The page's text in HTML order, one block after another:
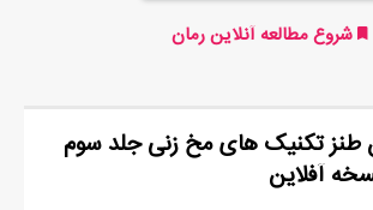
شروع مطالعه آنلاین رمان
طنز تکنیک های مخ زنی جلد سوم
آفلاین